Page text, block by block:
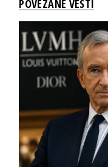
POVEZANE VESTI